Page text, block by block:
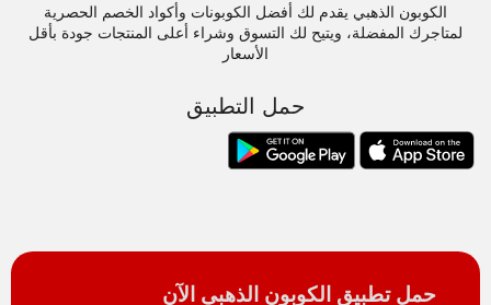
الكوبون الذهبي يقدم لك أفضل الكوبونات وأكواد الخصم الحصرية
لمتاجرك المفضلة، ويتيح لك التسوق وشراء أعلى المنتجات جودة بأقل
الأسعار
حمل التطبيق
حمل تطبيق الكوبون الذهبي الآن